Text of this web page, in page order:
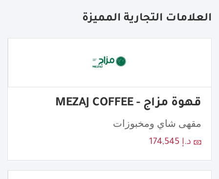
العلامات التجارية المميزة
قهوة مزاج - MEZAJ COFFEE
مقهى شاي ومخبوزات
د.إ 174,545